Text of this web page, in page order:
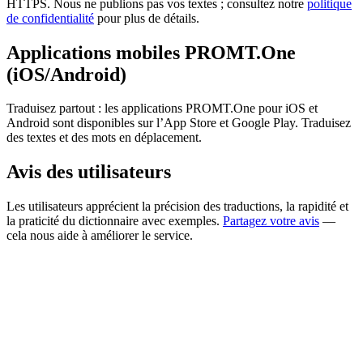
HTTPS. Nous ne publions pas vos textes ; consultez notre politique
de confidentialité pour plus de détails.
Applications mobiles PROMT.One
(iOS/Android)
Traduisez partout : les applications PROMT.One pour iOS et
Android sont disponibles sur l’App Store et Google Play. Traduisez
des textes et des mots en déplacement.
Avis des utilisateurs
Les utilisateurs apprécient la précision des traductions, la rapidité et
la praticité du dictionnaire avec exemples. Partagez votre avis —
cela nous aide à améliorer le service.